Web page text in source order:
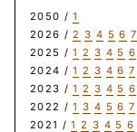
2050 /1
2026 / 2 3 4 5 6 7
2025 /1 2 3 4 5 6
2024 /1 2 3 4 6 7
2023 /1 2 3 4 5 6
2022 /1 3 4 5 6 7
2021 /1 2 3 4 5 6